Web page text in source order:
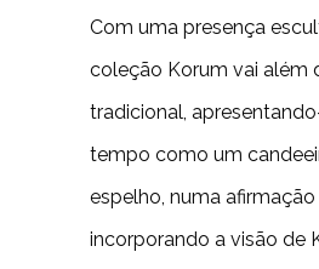
Com uma presença
coleção Korum vai além
tradicional,
tempo como um
espelho, numa afirmação
incorporando a visão de